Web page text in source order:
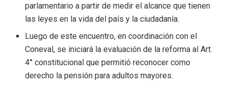
parlamentario a partir de medir el alcance que tienen
las leyes en la vida del país y la ciudadanía.
Luego de este encuentro, en coordinación con el
Coneval, se iniciará la evaluación de la reforma al Art.
4° constitucional que permitió reconocer como
derecho la pensión para adultos mayores.